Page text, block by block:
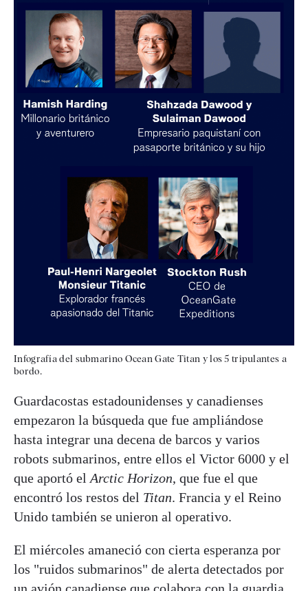
Infografía del submarino Ocean Gate Titan y los 5 tripulantes a
bordo.
Guardacostas estadounidenses y canadienses
empezaron la búsqueda que fue ampliándose
hasta integrar una decena de barcos y varios
robots submarinos, entre ellos el Victor 6000 y el
que aportó el Arctic Horizon, que fue el que
encontró los restos del Titan. Francia y el Reino
Unido también se unieron al operativo.
El miércoles amaneció con cierta esperanza por
los "ruidos submarinos" de alerta detectados por